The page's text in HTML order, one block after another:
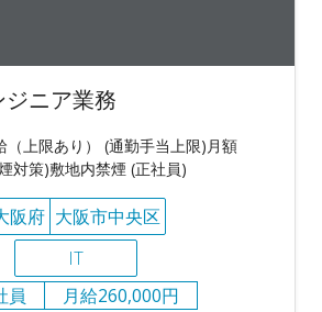
ニア業務
（上限あり） (通勤手当上限)月額
対策)敷地内禁煙 (正社員)
阪府 大阪市中央区
IT
員
月給260,000円